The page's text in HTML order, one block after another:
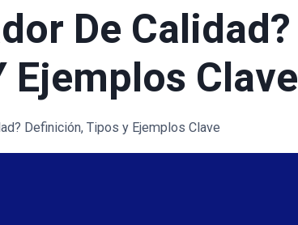
De Calidad?
Clave
Definición, Tipos y Ejemplos Clave